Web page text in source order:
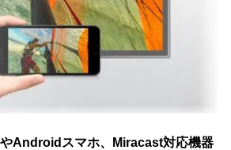
Androidスマホ、Miracast対応機器